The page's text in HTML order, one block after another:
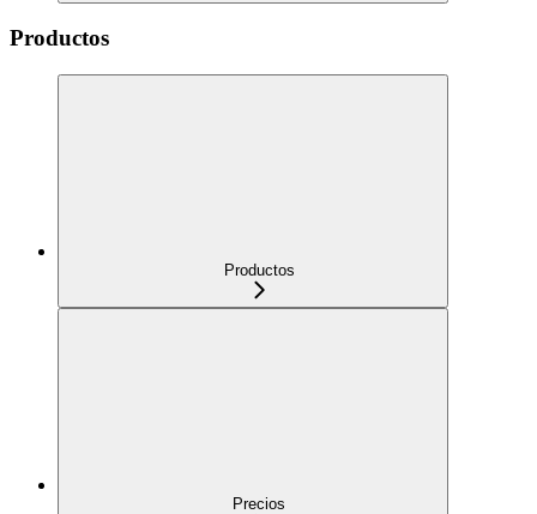
Productos
Productos
Precios